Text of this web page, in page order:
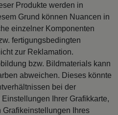
Produkte werden in
Grund können Nuancen in
einzelner Komponenten
fertigungsbedingten
zur Reklamation.
bzw. Bildmaterials kann
abweichen. Dieses könnte
bei der
Ihrer Grafikkarte,
Grafikeinstellungen Ihres